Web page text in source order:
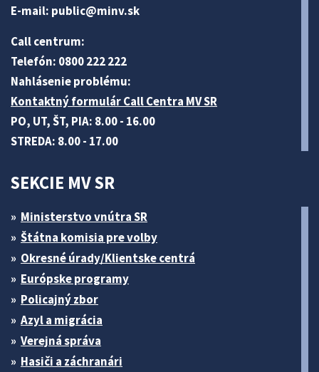
E-mail: public@minv.sk
Call centrum:
Telefón: 0800 222 222
Nahlásenie problému:
Kontaktný formulár Call Centra MV SR
PO, UT, ŠT, PIA: 8.00 - 16.00
STREDA: 8.00 - 17.00
SEKCIE MV SR
Ministerstvo vnútra SR
Štátna komisia pre volby
Okresné úrady/Klientske centrá
Európske programy
Policajný zbor
Azyl a migrácia
Verejná správa
Hasiči a záchranári